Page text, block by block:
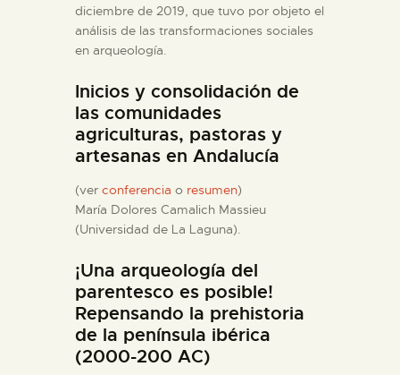
ESPAÑOL
PREPARAR LA VISITA
ACTIVIDADES
█
EL MUSEO
COLECCIONES
diciembre de 2019, que tuvo por objeto el
análisis de las transformaciones sociales
en arqueología.
Inicios y consolidación de
las comunidades
agriculturas, pastoras y
artesanas en Andalucía
(ver conferencia o resumen)
María Dolores Camalich Massieu
(Universidad de La Laguna).
¡Una arqueología del
parentesco es posible!
Repensando la prehistoria
de la península ibérica
(2000-200 AC)